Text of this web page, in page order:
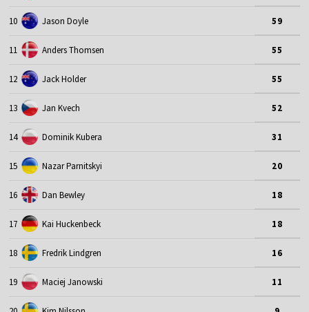
10 Jason Doyle 59
11 Anders Thomsen 55
12 Jack Holder 55
13 Jan Kvech 52
14 Dominik Kubera 31
15 Nazar Parnitskyi 20
16 Dan Bewley 18
17 Kai Huckenbeck 18
18 Fredrik Lindgren 16
19 Maciej Janowski 11